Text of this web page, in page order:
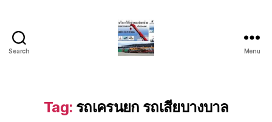
Search
รถ
เครน
Menu
Tag: รถเครนยก รถเสียบางบาล